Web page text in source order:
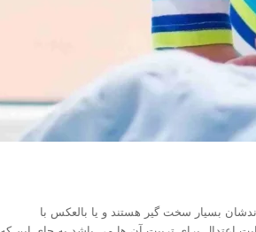
بسیار سخت گیر هستند و یا بالعکس با